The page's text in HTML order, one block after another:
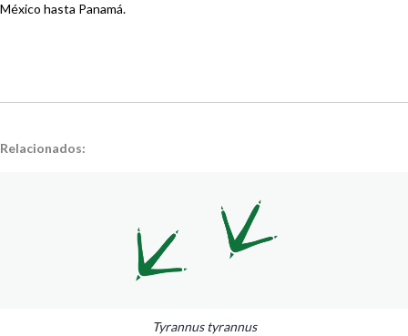
México hasta Panamá.
Relacionados:
Tyrannus tyrannus